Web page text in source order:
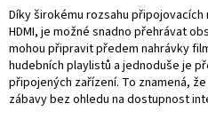
Díky širokému rozsahu připojovacích
HDMI, je možné snadno přehrávat
mohou připravit předem nahrávky
hudebních playlistů a jednoduše je
připojených zařízení. To znamená,
zábavy bez ohledu na dostupnost